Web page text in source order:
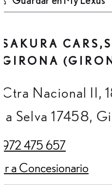
SAKURA
GIRONA
Ctra Nacional II,
la Selva 17458,
972 475 657
(Opens in new
Ir a Concesionario
(Opens in new